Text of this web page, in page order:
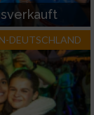
DEUTSCHLAND